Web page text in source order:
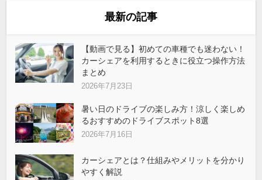
最新の記事
【動画で見る】初めての車種でも迷わない！
カーシェアを利用するときに役立つ操作方法
まとめ
2026年7月23日
暑い日のドライブの楽しみ方！涼しく楽しめ
るおすすめのドライブスポット8選
2026年7月16日
カーシェアとは？仕組みやメリットを分かり
やすく解説